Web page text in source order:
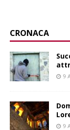
CRONACA
9
9